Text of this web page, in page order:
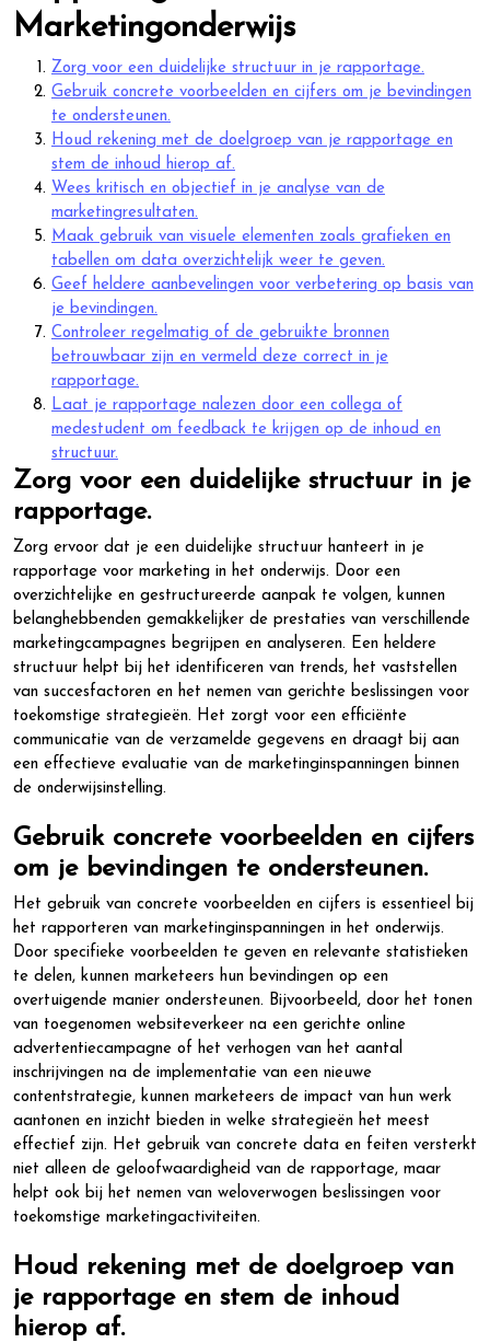
Marketingonderwijs
Zorg voor een duidelijke structuur in je rapportage.
Gebruik concrete voorbeelden en cijfers om je bevindingen
te ondersteunen.
Houd rekening met de doelgroep van je rapportage en
stem de inhoud hierop af.
Wees kritisch en objectief in je analyse van de
marketingresultaten.
Maak gebruik van visuele elementen zoals grafieken en
tabellen om data overzichtelijk weer te geven.
Geef heldere aanbevelingen voor verbetering op basis van
je bevindingen.
Controleer regelmatig of de gebruikte bronnen
betrouwbaar zijn en vermeld deze correct in je
rapportage.
Laat je rapportage nalezen door een collega of
medestudent om feedback te krijgen op de inhoud en
structuur.
Zorg voor een duidelijke structuur in je
rapportage.
Zorg ervoor dat je een duidelijke structuur hanteert in je
rapportage voor marketing in het onderwijs. Door een
overzichtelijke en gestructureerde aanpak te volgen, kunnen
belanghebbenden gemakkelijker de prestaties van verschillende
marketingcampagnes begrijpen en analyseren. Een heldere
structuur helpt bij het identificeren van trends, het vaststellen
van succesfactoren en het nemen van gerichte beslissingen voor
toekomstige strategieën. Het zorgt voor een efficiënte
communicatie van de verzamelde gegevens en draagt bij aan
een effectieve evaluatie van de marketinginspanningen binnen
de onderwijsinstelling.
Gebruik concrete voorbeelden en cijfers
om je bevindingen te ondersteunen.
Het gebruik van concrete voorbeelden en cijfers is essentieel bij
het rapporteren van marketinginspanningen in het onderwijs.
Door specifieke voorbeelden te geven en relevante statistieken
te delen, kunnen marketeers hun bevindingen op een
overtuigende manier ondersteunen. Bijvoorbeeld, door het tonen
van toegenomen websiteverkeer na een gerichte online
advertentiecampagne of het verhogen van het aantal
inschrijvingen na de implementatie van een nieuwe
contentstrategie, kunnen marketeers de impact van hun werk
aantonen en inzicht bieden in welke strategieën het meest
effectief zijn. Het gebruik van concrete data en feiten versterkt
niet alleen de geloofwaardigheid van de rapportage, maar
helpt ook bij het nemen van weloverwogen beslissingen voor
toekomstige marketingactiviteiten.
Houd rekening met de doelgroep van
je rapportage en stem de inhoud
hierop af.